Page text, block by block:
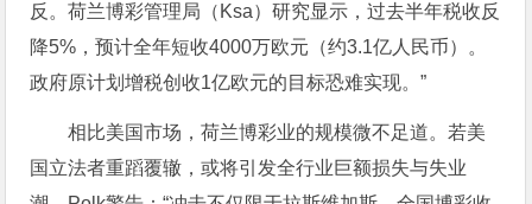
反。荷兰博彩管理局（Ksa）研究显示，过去半年税收反
降5%，预计全年短收4000万欧元（约3.1亿人民币）。
政府原计划增税创收1亿欧元的目标恐难实现。”
相比美国市场，荷兰博彩业的规模微不足道。若美
国立法者重蹈覆辙，或将引发全行业巨额损失与失业